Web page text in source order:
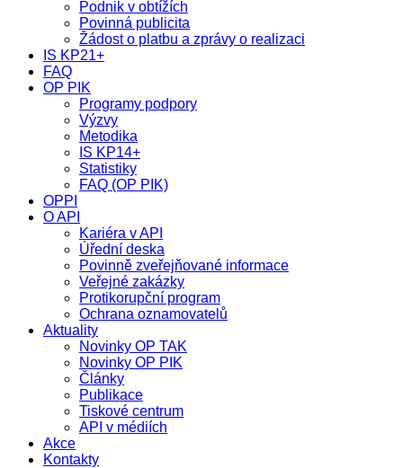
Podnik v obtížích
Povinná publicita
Žádost o platbu a zprávy o realizaci
IS KP21+
FAQ
OP PIK
Programy podpory
Výzvy
Metodika
IS KP14+
Statistiky
FAQ (OP PIK)
OPPI
O API
Kariéra v API
Úřední deska
Povinně zveřejňované informace
Veřejné zakázky
Protikorupční program
Ochrana oznamovatelů
Aktuality
Novinky OP TAK
Novinky OP PIK
Články
Publikace
Tiskové centrum
API v médiích
Akce
Kontakty